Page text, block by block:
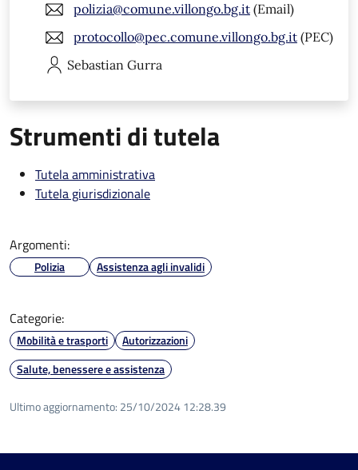
polizia@comune.villongo.bg.it (Email)
protocollo@pec.comune.villongo.bg.it (PEC)
Sebastian Gurra
Strumenti di tutela
Tutela amministrativa
Tutela giurisdizionale
Argomenti:
Polizia Assistenza agli invalidi
Categorie:
Mobilità e trasporti
Autorizzazioni
Salute, benessere e assistenza
Ultimo aggiornamento: 25/10/2024 12:28.39